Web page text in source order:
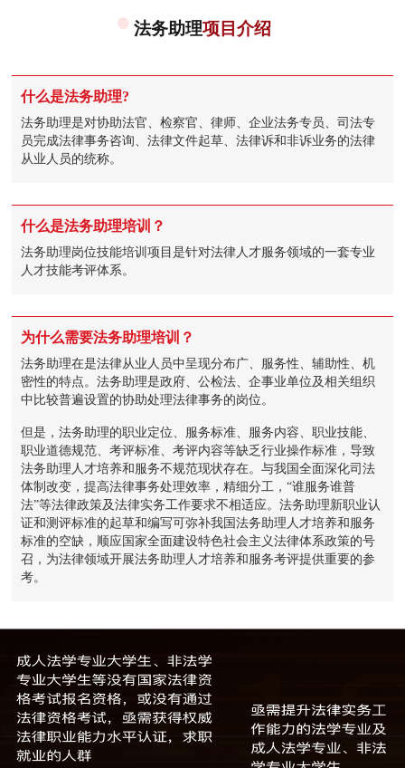
法务助理项目介绍
什么是法务助理?
法务助理是对协助法官、检察官、律师、企业法务专员、司法专
员完成法律事务咨询、法律文件起草、法律诉和非诉业务的法律
从业人员的统称。
什么是法务助理培训？
法务助理岗位技能培训项目是针对法律人才服务领域的一套专业
人才技能考评体系。
为什么需要法务助理培训？
法务助理在是法律从业人员中呈现分布广、服务性、辅助性、机
密性的特点。法务助理是政府、公检法、企事业单位及相关组织
中比较普遍设置的协助处理法律事务的岗位。
但是，法务助理的职业定位、服务标准、服务内容、职业技能、
职业道德规范、考评标准、考评内容等缺乏行业操作标准，导致
法务助理人才培养和服务不规范现状存在。与我国全面深化司法
体制改变，提高法律事务处理效率，精细分工，“谁服务谁普
法”等法律政策及法律实务工作要求不相适应。法务助理新职业认
证和测评标准的起草和编写可弥补我国法务助理人才培养和服务
标准的空缺，顺应国家全面建设特色社会主义法律体系政策的号
召，为法律领域开展法务助理人才培养和服务考评提供重要的参
考。